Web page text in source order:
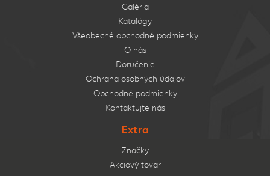
Galéria
Katalógy
Všeobecné obchodné podmienky
O nás
Doručenie
Ochrana osobných údajov
Obchodné podmienky
Kontaktujte nás
Extra
Značky
Akciový tovar